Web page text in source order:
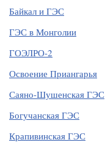
Байкал и ГЭС
ГЭС в Монголии
ГОЭЛРО-2
Освоение Приангарья
Саяно-Шушенская ГЭС
Богучанская ГЭС
Крапивинская ГЭС